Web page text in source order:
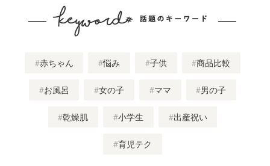
赤ちゃん 悩み 子供 商品比較
お風呂 女の子 ママ 男の子
乾燥肌 小学生 出産祝い
育児テク